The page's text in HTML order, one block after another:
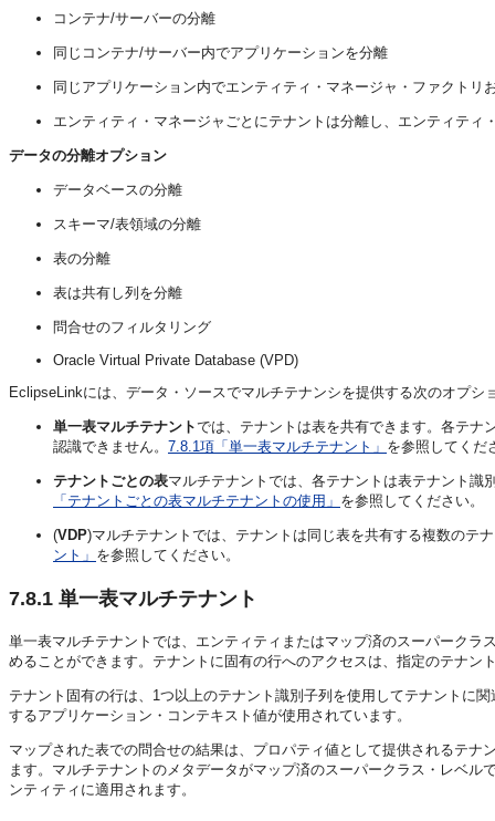
コンテナ/サーバーの分離
同じコンテナ/サーバー内でアプリケーションを分離
同じアプリケーション内でエンティティ・マネージャ・ファクトリ
エンティティ・マネージャごとにテナントは分離し、エンティティ
データの分離オプション
データベースの分離
スキーマ/表領域の分離
表の分離
表は共有し列を分離
問合せのフィルタリング
Oracle Virtual Private Database (VPD)
EclipseLinkには、データ・ソースでマルチテナンシを提供する次のオプシ
単一表マルチテナントでは、テナントは表を共有できます。各テナ
認識できません。 7.8.1項「単一表マルチテナント」 を参照してくだ
テナントごとの表マルチテナントでは、各テナントは表テナント識
「テナントごとの表マルチテナントの使用」 を参照してください。
(VDP)マルチテナントでは、テナントは同じ表を共有する複数のテ
ント」 を参照してください。
7.8.1 単一表マルチテナント
単一表マルチテナントでは、エンティティまたはマップ済のスーパークラ
めることができます。テナントに固有の行へのアクセスは、指定のテナン
テナント固有の行は、1つ以上のテナント識別子列を使用してテナントに
するアプリケーション・コンテキスト値が使用されています。
マップされた表での問合せの結果は、プロパティ値として提供されるテ
ます。マルチテナントのメタデータがマップ済のスーパークラス・レベ
ンティティに適用されます。